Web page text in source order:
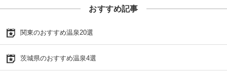
おすすめ記事
関東のおすすめ温泉20選
茨城県のおすすめ温泉4選